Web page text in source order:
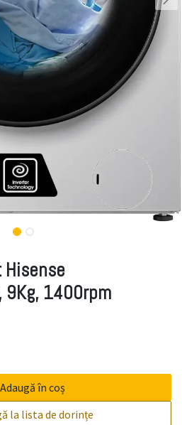
9Kg, 1400rpm
Adaugă în coș
la lista de dorințe